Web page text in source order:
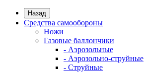
Назад
Средства самообороны
Ножи
Газовые баллончики
- Аэрозольные
- Аэрозольно-струйные
- Струйные